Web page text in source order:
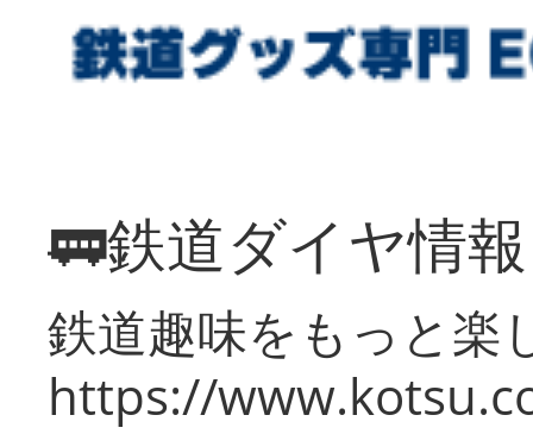
🚃鉄道ダイヤ情
鉄道趣味をもっと楽
https://